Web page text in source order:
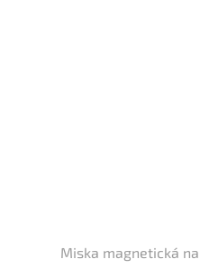
Miska magnetická na